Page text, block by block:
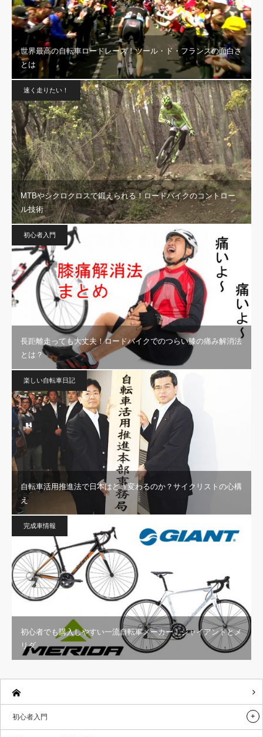
世界最高の自転車ロードレース！ツール・ド・フランスの面白さ
とは
速く走りたい！
MTBやシクロクロスで鍛えられる！ロードバイクのコントロー
ル技術
初心者入門
長距離走っても大丈夫！ロードバイクでのつらい膝の痛み解消法
とは？
楽しい自転車日記
自転車活用推進法で日本はどう変わるのか？サイクリストの心構
え
完成車情報
初心者でも購入しやすい一流自転車メーカー！ジャイアントとメ
リダ
初心者入門